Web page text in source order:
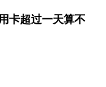
卡超过一天算不